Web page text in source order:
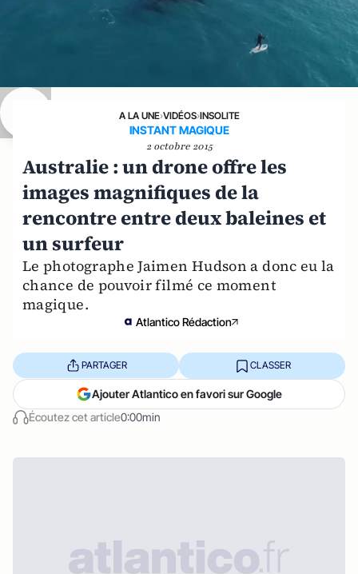
A LA UNE›VIDÉOS›INSOLITE
INSTANT MAGIQUE
2 octobre 2015
Australie : un drone offre les
images magnifiques de la
rencontre entre deux baleines et
un surfeur
Le photographe Jaimen Hudson a donc eu la
chance de pouvoir filmé ce moment
magique.
Atlantico Rédaction
Écoutez cet article0:00min
PARTAGER CLASSER
Ajouter Atlantico en favori sur Google